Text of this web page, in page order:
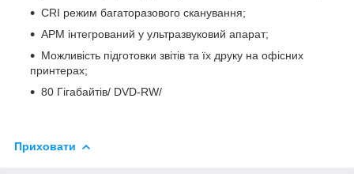
CRI режим багаторазового сканування;
АРМ інтегрований у ультразвуковий апарат;
Можливість підготовки звітів та їх друку на офісних
принтерах;
80 Гігабайтів/ DVD-RW/
Приховати